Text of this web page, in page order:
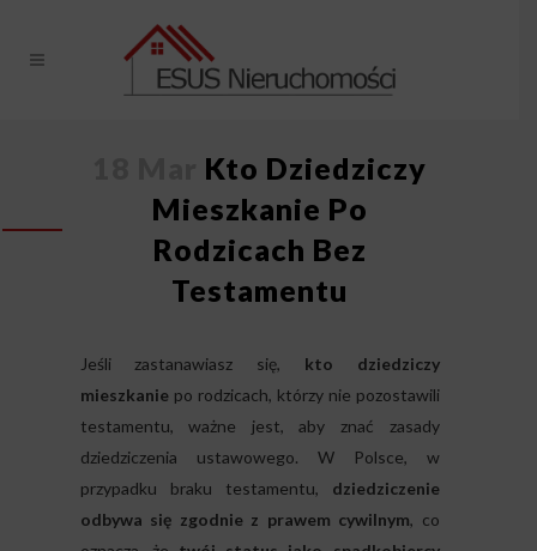
Kto Dziedziczy
Mieszkanie Po
Rodzicach Bez
Testamentu
Jeśli zastanawiasz się, kto dziedziczy
mieszkaniepo rodzicach, którzy nie pozostawili
testamentu, ważne jest, aby znać zasady
dziedziczenia ustawowego. W Polsce, w
przypadku braku testamentu, dziedziczenie
odbywa się zgodnie z prawem cywilnym, co